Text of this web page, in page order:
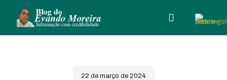
22 de março de 2024